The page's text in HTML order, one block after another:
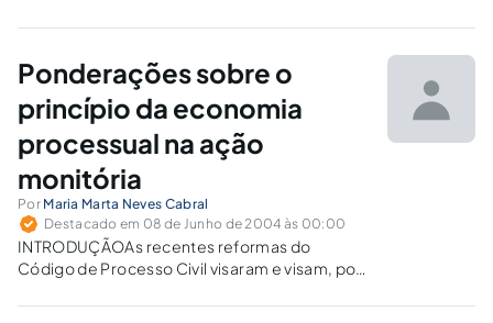
Ponderações sobre o
princípio da economia
processual na ação
monitória
Por Maria Marta Neves Cabral
Destacado em 08 de Junho de 2004 às 00:00
INTRODUÇÃOAs recentes reformas do
Código de Processo Civil visaram e visam, por
garantia constitucional da tutela jurisdicional,